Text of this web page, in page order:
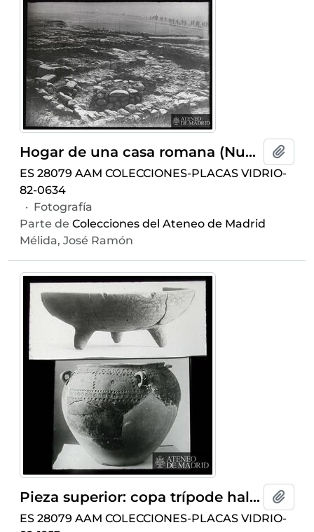
Hogar de una casa romana (Numancia)
ES 28079 AAM COLECCIONES-PLACAS VIDRIO-
82-0634
· Fotografía
Parte de Colecciones del Ateneo de Madrid
Mélida, José Ramón
Pieza superior: copa trípode hallada en Numancia, fechada por Mélida en la primera Edad del Hierro. La pieza inferior es una olla decorada a punzón de manufactura íbera.
ES 28079 AAM COLECCIONES-PLACAS VIDRIO-